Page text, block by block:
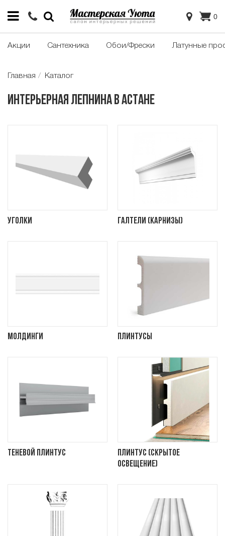
0
Акции Сантехника Обои/Фрески Латунные
Главная Каталог
Интерьерная лепнина в Астане
Уголки Галтели (карнизы)
Молдинги Плинтусы
Теневой плинтус
Плинтус (скрытое
освещение)